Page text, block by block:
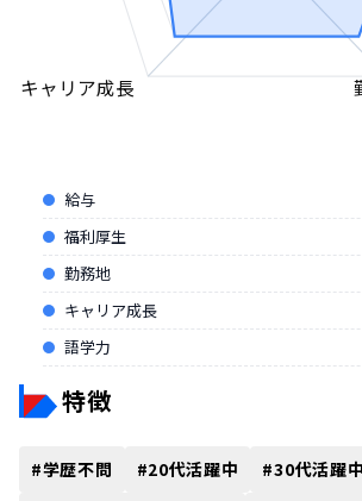
キャリア成長
給与
福利厚生
勤務地
キャリア成長
語学力
特徴
#学歴不問 #20代活躍中 #30代活躍中